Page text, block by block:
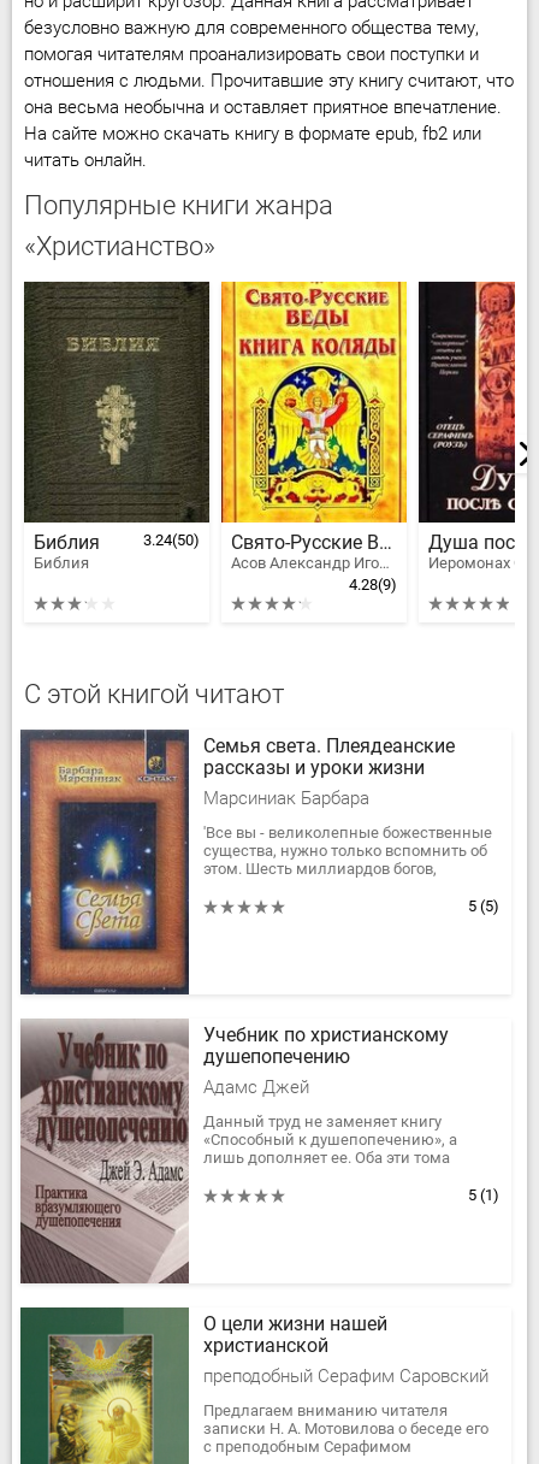
безусловно важную для современного общества тему,
помогая читателям проанализировать свои поступки и
отношения с людьми. Прочитавшие эту книгу считают, что
она весьма необычна и оставляет приятное впечатление.
На сайте можно скачать книгу в формате epub, fb2 или
читать онлайн.
Популярные книги жанра
«Христианство»
Библия
Библия
3.24(50) Свято-Русские Веды. Книга Коляды
Асов Александр Игоревич
4.28(9)
С этой книгой читают
Семья света. Плеядеанские
рассказы и уроки жизни
Марсиниак Барбара
'Все вы - великолепные божественные
существа, нужно только вспомнить об
этом. Шесть миллиардов богов,
Проснитесь, люди Земли! Влейтесь в...
5 (5)
Учебник по христианскому
душепопечению
Адамс Джей
Данный труд не заменяет книгу
«Способный к душепопечению», а
лишь дополняет ее. Оба эти тома
колледже или семинарии. В помощь...
5 (1)
О цели жизни нашей
христианской
преподобный Серафим Саровский
Предлагаем вниманию читателя
записки Н. А. Мотовилова о беседе его
с преподобным Серафимом